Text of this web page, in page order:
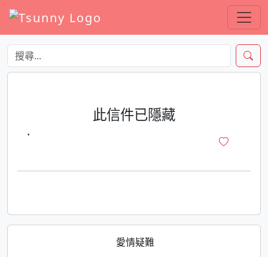
愛情疑難
此信件已隱藏
·